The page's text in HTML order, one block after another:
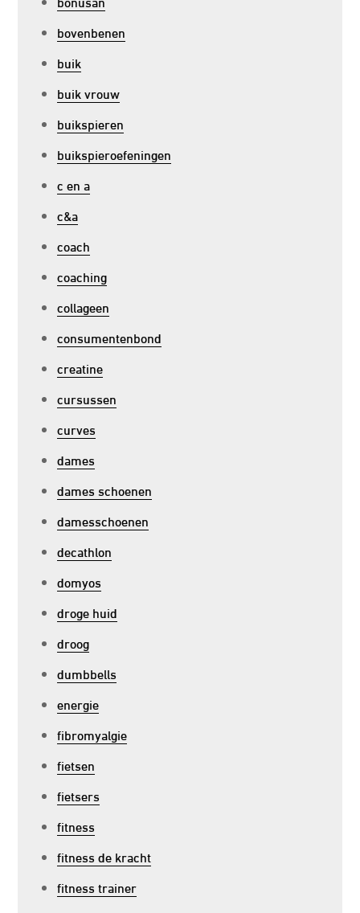
bovenbenen
buik
buik vrouw
buikspieren
buikspieroefeningen
c en a
c&a
coach
coaching
collageen
consumentenbond
creatine
cursussen
curves
dames
dames schoenen
damesschoenen
decathlon
domyos
droge huid
droog
dumbbells
energie
fibromyalgie
fietsen
fietsers
fitness
fitness de kracht
fitness trainer